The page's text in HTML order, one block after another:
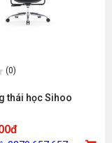
(0)
thái học Sihoo